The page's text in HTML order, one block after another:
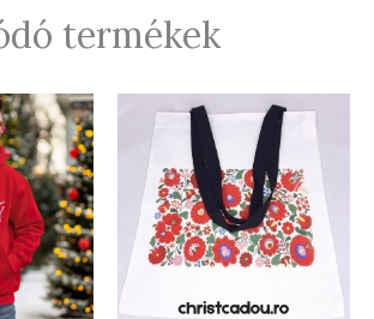
termékek